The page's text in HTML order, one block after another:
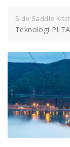
Side Saddle
Teknologi